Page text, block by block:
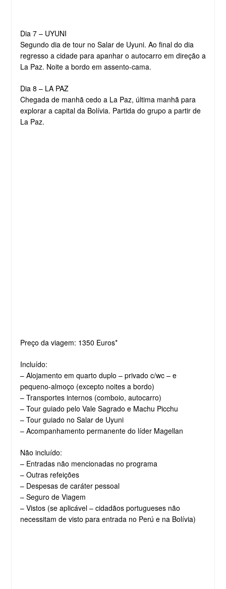
Dia 7 – UYUNI
Segundo dia de tour no Salar de Uyuni. Ao final do dia
regresso a cidade para apanhar o autocarro em direção a
La Paz. Noite a bordo em assento-cama.
Dia 8 – LA PAZ
Chegada de manhã cedo a La Paz, última manhã para
explorar a capital da Bolívia. Partida do grupo a partir de
La Paz.
Preço da viagem: 1350 Euros*
Incluído:
– Alojamento em quarto duplo – privado c/wc – e
pequeno-almoço (excepto noites a bordo)
– Transportes internos (comboio, autocarro)
– Tour guiado pelo Vale Sagrado e Machu Picchu
– Tour guiado no Salar de Uyuni
– Acompanhamento permanente do líder Magellan
Não incluído:
– Entradas não mencionadas no programa
– Outras refeições
– Despesas de caráter pessoal
– Seguro de Viagem
– Vistos (se aplicável – cidadãos portugueses não
necessitam de visto para entrada no Perú e na Bolívia)